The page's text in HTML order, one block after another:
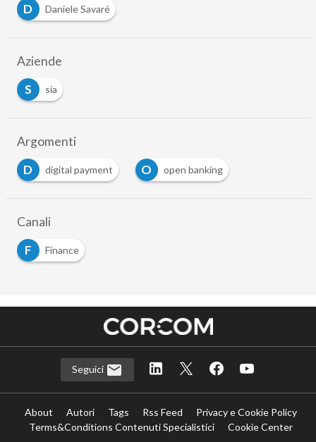
D
Daniele Savaré
Aziende
S
sia
Argomenti
D
digital payment O
open banking
Canali
F
Finance
Seguici
About Autori Tags Rss Feed
Privacy e Cookie Policy
Terms&Conditions Contenuti Specialistici
Cookie Center